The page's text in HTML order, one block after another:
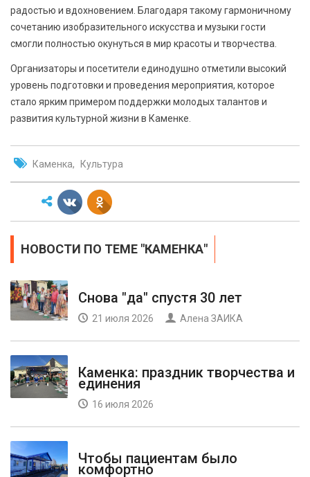
радостью и вдохновением. Благодаря такому гармоничному
сочетанию изобразительного искусства и музыки гости
смогли полностью окунуться в мир красоты и творчества.
Организаторы и посетители единодушно отметили высокий
уровень подготовки и проведения мероприятия, которое
стало ярким примером поддержки молодых талантов и
развития культурной жизни в Каменке.
Каменка Культура
НОВОСТИ ПО ТЕМЕ "КАМЕНКА"
Снова "да" спустя 30 лет
21 июля 2026 Алена ЗАИКА
Каменка: праздник творчества и
единения
16 июля 2026
Чтобы пациентам было
комфортно